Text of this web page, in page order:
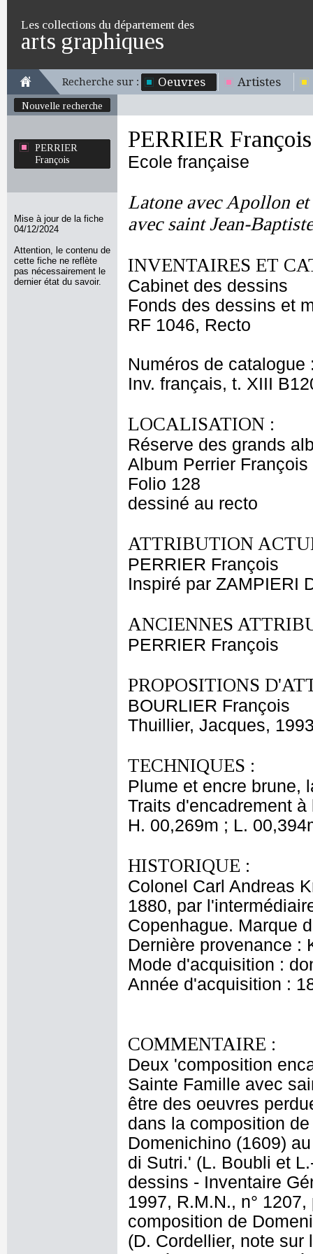
Les collections du département des
arts graphiques
Recherche sur : Oeuvres Artistes
Nouvelle recherche
PERRIER
François
Mise à jour de la fiche
04/12/2024
Attention, le contenu de
cette fiche ne reflète
pas nécessairement le
dernier état du savoir.
PERRIER François
Ecole française
Latone avec Apollon
avec saint Jean-Baptiste
INVENTAIRES ET
Cabinet des dessins
Fonds des dessins et
RF 1046, Recto
Numéros de catalogue
Inv. français, t. XIII
LOCALISATION :
Réserve des grands
Album Perrier François
Folio 128
dessiné au recto
ATTRIBUTION
PERRIER François
Inspiré par ZAMPIERI
ANCIENNES
PERRIER François
PROPOSITIONS
BOURLIER François
Thuillier, Jacques,
TECHNIQUES :
Plume et encre brune,
Traits d'encadrement
H. 00,269m ; L.
HISTORIQUE :
Colonel Carl Andreas
1880, par
Copenhague. Marque
Dernière provenance :
Mode d'acquisition :
Année d'acquisition :
COMMENTAIRE :
Deux 'composition
Sainte Famille avec
être des oeuvres
dans la composition
Domenichino (1609)
di Sutri.' (L. Boubli et
dessins - Inventaire
1997, R.M.N., n°
composition de
(D. Cordellier, note sur